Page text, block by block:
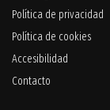
Política de privacidad
Política de cookies
Accesibilidad
Contacto